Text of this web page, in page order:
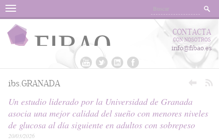
Menu
CONTACTA
CON NOSOTROS
info@fibao.es
ibs.GRANADA
Un estudio liderado por la Universidad de Granada
asocia una mejor calidad del sueño con menores niveles
de glucosa al día siguiente en adultos con sobrepeso
20/03/2026